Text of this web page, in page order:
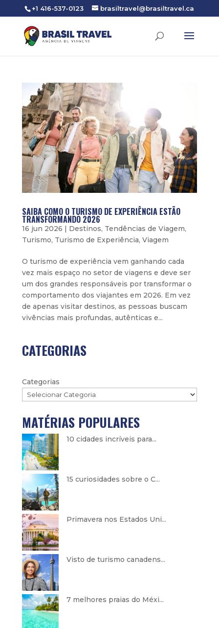
+1 416-537-0123 brasiltravel@brasiltravel.ca
SAIBA COMO O TURISMO DE EXPERIÊNCIA ESTÃO
TRANSFORMANDO 2026
16 jun 2026 Destinos, Tendências de Viagem,
Turismo, Turismo de Experiência, Viagem
O turismo de experiência vem ganhando cada
vez mais espaço no setor de viagens e deve ser
um dos grandes responsáveis por transformar o
comportamento dos viajantes em 2026. Em vez
de apenas visitar destinos, as pessoas buscam
vivências mais profundas, autênticas e...
CATEGORIAS
Categorias
MATÉRIAS POPULARES
10 cidades incríveis para...
15 curiosidades sobre o C...
Primavera nos Estados Uni...
Visto de turismo canadens...
7 melhores praias do Méxi...